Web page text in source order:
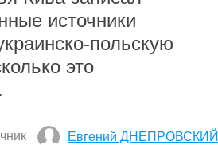
источники
польскую
это
Евгений ДНЕПРОВСКИЙ